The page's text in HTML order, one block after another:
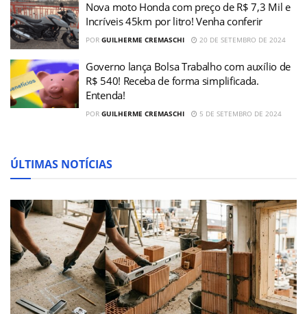
Nova moto Honda com preço de R$ 7,3 Mil e
Incríveis 45km por litro! Venha conferir
POR GUILHERME CREMASCHI 20 DE SETEMBRO DE 2024
Governo lança Bolsa Trabalho com auxílio de
R$ 540! Receba de forma simplificada.
Entenda!
POR GUILHERME CREMASCHI 5 DE SETEMBRO DE 2024
ÚLTIMAS NOTÍCIAS